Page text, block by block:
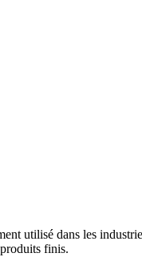
utilisé dans les
finis.